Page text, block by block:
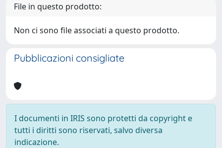
File in questo prodotto:
Non ci sono file associati a questo prodotto.
Pubblicazioni consigliate
I documenti in IRIS sono protetti da copyright e
tutti i diritti sono riservati, salvo diversa
indicazione.